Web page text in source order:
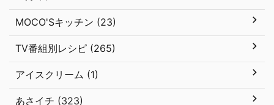
MOCO'Sキッチン (23)
TV番組別レシピ (265)
アイスクリーム (1)
あさイチ (323)